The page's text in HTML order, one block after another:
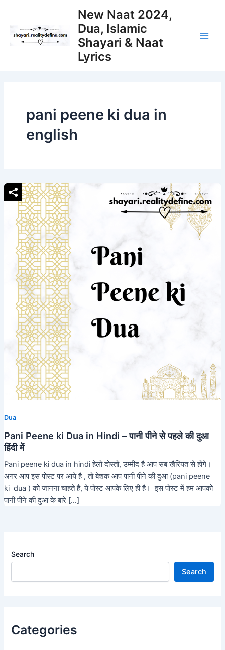
content
New Naat 2024,
Dua, Islamic
Shayari & Naat
Lyrics
pani peene ki dua in
english
Dua
Pani Peene ki Dua in Hindi – पानी पीने से पहले की दुआ
हिंदी में
Pani peene ki dua in hindi हेलो दोस्तों, उम्मीद है आप सब खैरियत से होंगे।
अगर आप इस पोस्ट पर आये है , तो बेशक आप पानी पीने की दुआ (pani peene
ki dua ) को जानना चाहते है, ये पोस्ट आपके लिए ही है। इस पोस्ट में हम आपको
पानी पीने की दुआ के बारे […]
Search
Search
Categories